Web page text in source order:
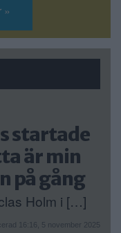
»
startade
är min
på gång
Holm i […]
16:16, 5 november 2025